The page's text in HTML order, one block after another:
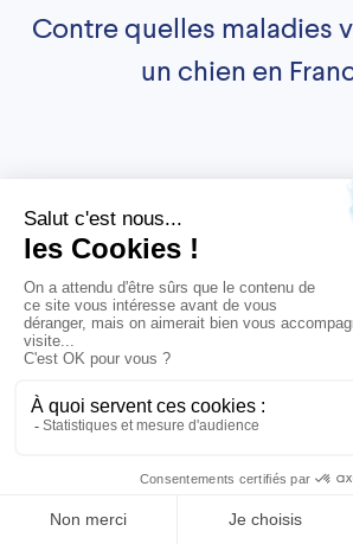
Contre quelles maladies
un chien en